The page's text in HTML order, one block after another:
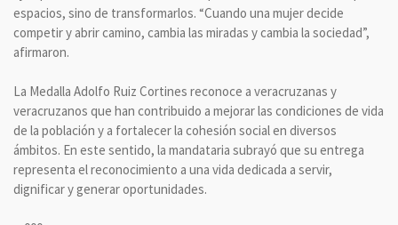
espacios, sino de transformarlos. “Cuando una mujer decide
competir y abrir camino, cambia las miradas y cambia la sociedad”,
afirmaron.
La Medalla Adolfo Ruiz Cortines reconoce a veracruzanas y
veracruzanos que han contribuido a mejorar las condiciones de vida
de la población y a fortalecer la cohesión social en diversos
ámbitos. En este sentido, la mandataria subrayó que su entrega
representa el reconocimiento a una vida dedicada a servir,
dignificar y generar oportunidades.